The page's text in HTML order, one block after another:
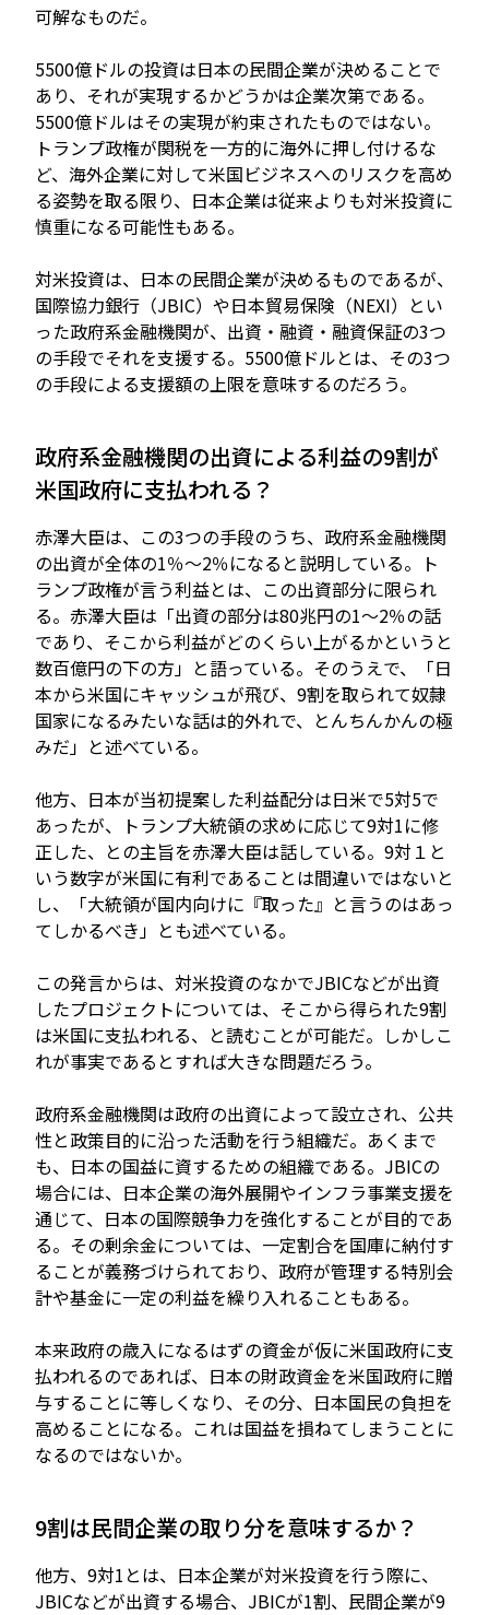
可解なものだ。
5500億ドルの投資は日本の民間企業が決めることで
あり、それが実現するかどうかは企業次第である。
5500億ドルはその実現が約束されたものではない。
トランプ政権が関税を一方的に海外に押し付けるな
ど、海外企業に対して米国ビジネスへのリスクを高め
る姿勢を取る限り、日本企業は従来よりも対米投資に
慎重になる可能性もある。
対米投資は、日本の民間企業が決めるものであるが、
国際協力銀行（JBIC）や日本貿易保険（NEXI）とい
った政府系金融機関が、出資・融資・融資保証の3つ
の手段でそれを支援する。5500億ドルとは、その3つ
の手段による支援額の上限を意味するのだろう。
政府系金融機関の出資による利益の9割が
米国政府に支払われる？
赤澤大臣は、この3つの手段のうち、政府系金融機関
の出資が全体の1％～2％になると説明している。ト
ランプ政権が言う利益とは、この出資部分に限られ
る。赤澤大臣は「出資の部分は80兆円の1～2％の話
であり、そこから利益がどのくらい上がるかというと
数百億円の下の方」と語っている。そのうえで、「日
本から米国にキャッシュが飛び、9割を取られて奴隷
国家になるみたいな話は的外れで、とんちんかんの極
みだ」と述べている。
他方、日本が当初提案した利益配分は日米で5対5で
あったが、トランプ大統領の求めに応じて9対1に修
正した、との主旨を赤澤大臣は話している。9対１と
いう数字が米国に有利であることは間違いではないと
し、「大統領が国内向けに『取った』と言うのはあっ
てしかるべき」とも述べている。
この発言からは、対米投資のなかでJBICなどが出資
したプロジェクトについては、そこから得られた9割
は米国に支払われる、と読むことが可能だ。しかしこ
れが事実であるとすれば大きな問題だろう。
政府系金融機関は政府の出資によって設立され、公共
性と政策目的に沿った活動を行う組織だ。あくまで
も、日本の国益に資するための組織である。JBICの
場合には、日本企業の海外展開やインフラ事業支援を
通じて、日本の国際競争力を強化することが目的であ
る。その剰余金については、一定割合を国庫に納付す
ることが義務づけられており、政府が管理する特別会
計や基金に一定の利益を繰り入れることもある。
本来政府の歳入になるはずの資金が仮に米国政府に支
払われるのであれば、日本の財政資金を米国政府に贈
与することに等しくなり、その分、日本国民の負担を
高めることになる。これは国益を損ねてしまうことに
なるのではないか。
9割は民間企業の取り分を意味するか？
他方、9対1とは、日本企業が対米投資を行う際に、
JBICなどが出資する場合、JBICが1割、民間企業が9